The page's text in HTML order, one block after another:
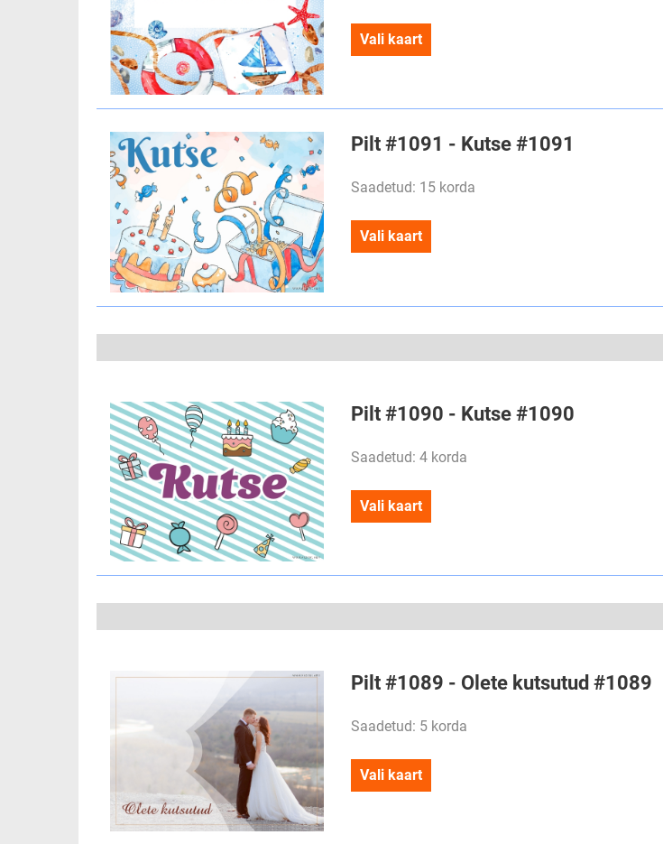
Vali kaart
Pilt #1091 - Kutse #1091
Saadetud: 15 korda
Vali kaart
Pilt #1090 - Kutse #1090
Saadetud: 4 korda
Vali kaart
Pilt #1089 - Olete kutsutud #1089
Saadetud: 5 korda
Vali kaart